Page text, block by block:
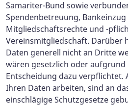
Samariter-Bund sowie
Spendenbetreuung,
Mitgliedschaftsrechte und -
Vereinsmitgliedschaft. Darüber
Daten generell nicht an Dritte
wären gesetzlich oder
Entscheidung dazu verpflichtet.
Ihren Daten arbeiten, sind an
einschlägige Schutzgesetze